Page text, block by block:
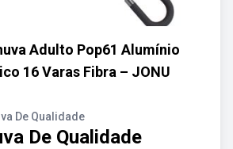
Adulto Pop61 Alumínio
16 Varas Fibra – JONU
De Qualidade
De Qualidade